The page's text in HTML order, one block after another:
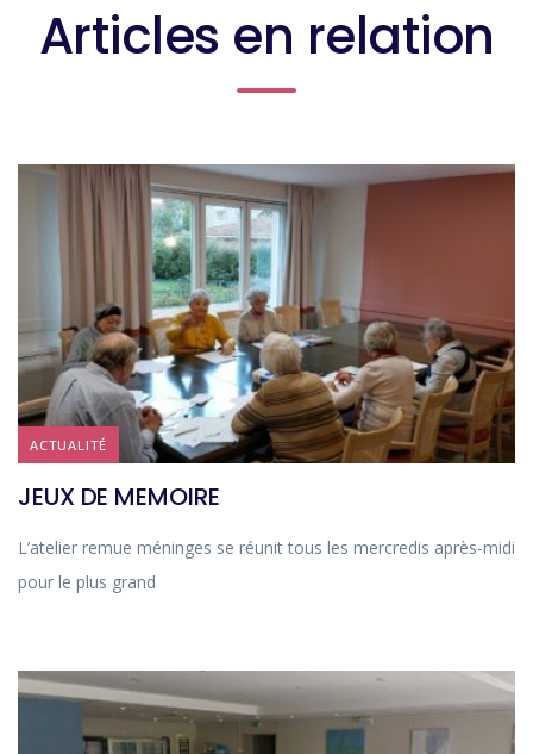
Articles en relation
ACTUALITÉ
JEUX DE MEMOIRE
L’atelier remue méninges se réunit tous les mercredis après-midi
pour le plus grand